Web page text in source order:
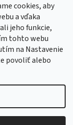
cookies, aby
a vďaka
jeho funkcie,
tohto webu
na Nastavenie
povoliť alebo
s. r. o.. Všetky práva